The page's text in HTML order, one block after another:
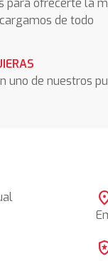
ofrecerte la
de todo
uno de nuestros